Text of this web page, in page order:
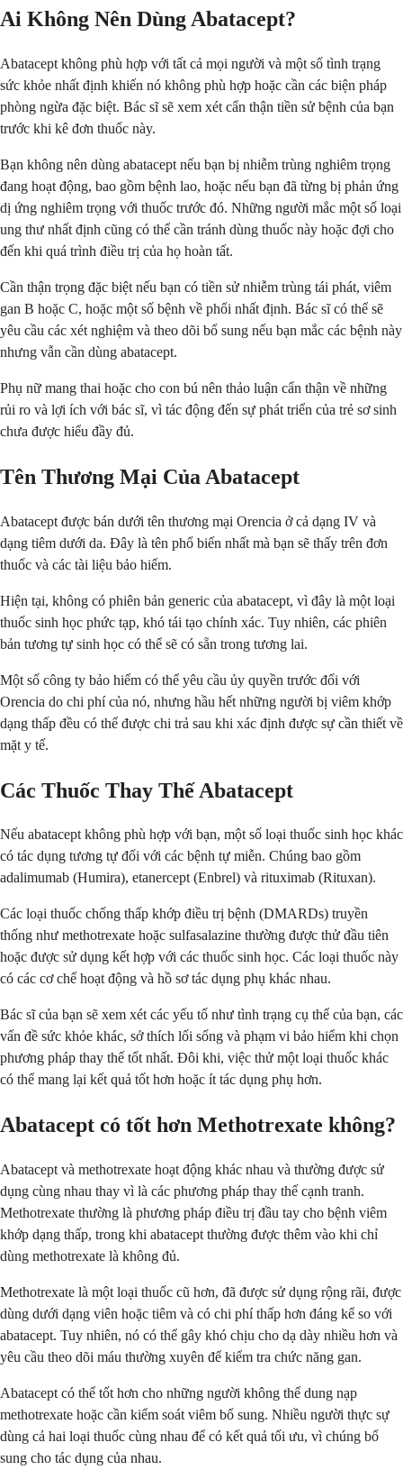
Ai Không Nên Dùng Abatacept?
Abatacept không phù hợp với tất cả mọi người và một số tình trạng
sức khỏe nhất định khiến nó không phù hợp hoặc cần các biện pháp
phòng ngừa đặc biệt. Bác sĩ sẽ xem xét cẩn thận tiền sử bệnh của bạn
trước khi kê đơn thuốc này.
Bạn không nên dùng abatacept nếu bạn bị nhiễm trùng nghiêm trọng
đang hoạt động, bao gồm bệnh lao, hoặc nếu bạn đã từng bị phản ứng
dị ứng nghiêm trọng với thuốc trước đó. Những người mắc một số loại
ung thư nhất định cũng có thể cần tránh dùng thuốc này hoặc đợi cho
đến khi quá trình điều trị của họ hoàn tất.
Cần thận trọng đặc biệt nếu bạn có tiền sử nhiễm trùng tái phát, viêm
gan B hoặc C, hoặc một số bệnh về phổi nhất định. Bác sĩ có thể sẽ
yêu cầu các xét nghiệm và theo dõi bổ sung nếu bạn mắc các bệnh này
nhưng vẫn cần dùng abatacept.
Phụ nữ mang thai hoặc cho con bú nên thảo luận cẩn thận về những
rủi ro và lợi ích với bác sĩ, vì tác động đến sự phát triển của trẻ sơ sinh
chưa được hiểu đầy đủ.
Tên Thương Mại Của Abatacept
Abatacept được bán dưới tên thương mại Orencia ở cả dạng IV và
dạng tiêm dưới da. Đây là tên phổ biến nhất mà bạn sẽ thấy trên đơn
thuốc và các tài liệu bảo hiểm.
Hiện tại, không có phiên bản generic của abatacept, vì đây là một loại
thuốc sinh học phức tạp, khó tái tạo chính xác. Tuy nhiên, các phiên
bản tương tự sinh học có thể sẽ có sẵn trong tương lai.
Một số công ty bảo hiểm có thể yêu cầu ủy quyền trước đối với
Orencia do chi phí của nó, nhưng hầu hết những người bị viêm khớp
dạng thấp đều có thể được chi trả sau khi xác định được sự cần thiết về
mặt y tế.
Các Thuốc Thay Thế Abatacept
Nếu abatacept không phù hợp với bạn, một số loại thuốc sinh học khác
có tác dụng tương tự đối với các bệnh tự miễn. Chúng bao gồm
adalimumab (Humira), etanercept (Enbrel) và rituximab (Rituxan).
Các loại thuốc chống thấp khớp điều trị bệnh (DMARDs) truyền
thống như methotrexate hoặc sulfasalazine thường được thử đầu tiên
hoặc được sử dụng kết hợp với các thuốc sinh học. Các loại thuốc này
có các cơ chế hoạt động và hồ sơ tác dụng phụ khác nhau.
Bác sĩ của bạn sẽ xem xét các yếu tố như tình trạng cụ thể của bạn, các
vấn đề sức khỏe khác, sở thích lối sống và phạm vi bảo hiểm khi chọn
phương pháp thay thế tốt nhất. Đôi khi, việc thử một loại thuốc khác
có thể mang lại kết quả tốt hơn hoặc ít tác dụng phụ hơn.
Abatacept có tốt hơn Methotrexate không?
Abatacept và methotrexate hoạt động khác nhau và thường được sử
dụng cùng nhau thay vì là các phương pháp thay thế cạnh tranh.
Methotrexate thường là phương pháp điều trị đầu tay cho bệnh viêm
khớp dạng thấp, trong khi abatacept thường được thêm vào khi chỉ
dùng methotrexate là không đủ.
Methotrexate là một loại thuốc cũ hơn, đã được sử dụng rộng rãi, được
dùng dưới dạng viên hoặc tiêm và có chi phí thấp hơn đáng kể so với
abatacept. Tuy nhiên, nó có thể gây khó chịu cho dạ dày nhiều hơn và
yêu cầu theo dõi máu thường xuyên để kiểm tra chức năng gan.
Abatacept có thể tốt hơn cho những người không thể dung nạp
methotrexate hoặc cần kiểm soát viêm bổ sung. Nhiều người thực sự
dùng cả hai loại thuốc cùng nhau để có kết quả tối ưu, vì chúng bổ
sung cho tác dụng của nhau.